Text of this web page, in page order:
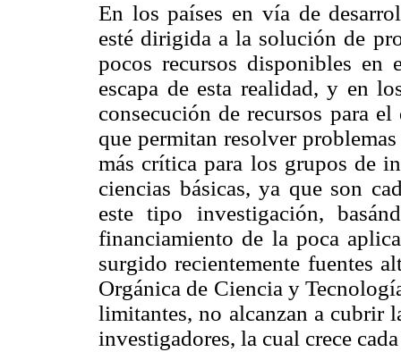
En los países en vía de
esté dirigida a la solución de
pocos recursos disponibles en
escapa de esta realidad, y en
consecución de recursos para
que permitan resolver
más crítica para los grupos de
ciencias básicas, ya que son
este tipo investigación,
financiamiento de la poca
surgido recientemente fuentes
Orgánica de Ciencia y
limitantes, no alcanzan a cubrir
investigadores, la cual crece